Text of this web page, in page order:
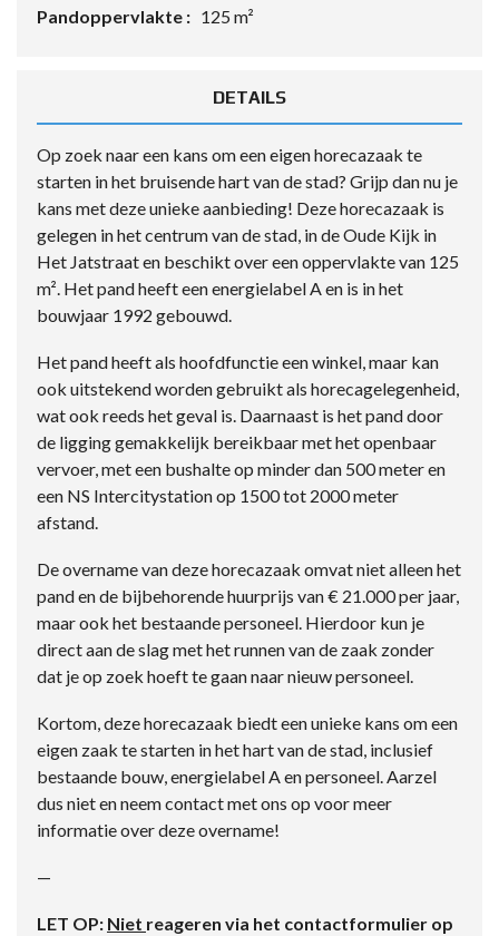
Pandoppervlakte : 125 m²
DETAILS
Op zoek naar een kans om een eigen horecazaak te
starten in het bruisende hart van de stad? Grijp dan nu je
kans met deze unieke aanbieding! Deze horecazaak is
gelegen in het centrum van de stad, in de Oude Kijk in
Het Jatstraat en beschikt over een oppervlakte van 125
m². Het pand heeft een energielabel A en is in het
bouwjaar 1992 gebouwd.
Het pand heeft als hoofdfunctie een winkel, maar kan
ook uitstekend worden gebruikt als horecagelegenheid,
wat ook reeds het geval is. Daarnaast is het pand door
de ligging gemakkelijk bereikbaar met het openbaar
vervoer, met een bushalte op minder dan 500 meter en
een NS Intercitystation op 1500 tot 2000 meter
afstand.
De overname van deze horecazaak omvat niet alleen het
pand en de bijbehorende huurprijs van € 21.000 per jaar,
maar ook het bestaande personeel. Hierdoor kun je
direct aan de slag met het runnen van de zaak zonder
dat je op zoek hoeft te gaan naar nieuw personeel.
Kortom, deze horecazaak biedt een unieke kans om een
eigen zaak te starten in het hart van de stad, inclusief
bestaande bouw, energielabel A en personeel. Aarzel
dus niet en neem contact met ons op voor meer
informatie over deze overname!
—
LET OP: Niet reageren via het contactformulier op